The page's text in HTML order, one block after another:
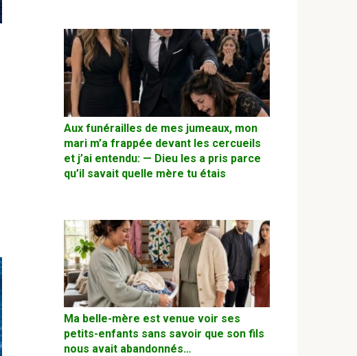
Aux funérailles de mes jumeaux, mon
mari m’a frappée devant les cercueils
et j’ai entendu: — Dieu les a pris parce
qu’il savait quelle mère tu étais
Ma belle-mère est venue voir ses
petits-enfants sans savoir que son fils
nous avait abandonnés…